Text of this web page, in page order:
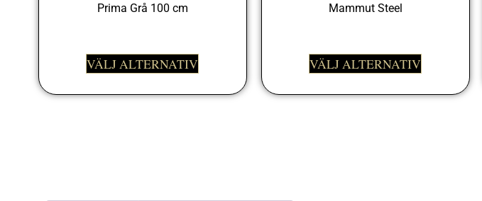
Prima Grå 100 cm
VÄLJ ALTERNATIV
Mammut Steel
VÄLJ ALTERNATIV